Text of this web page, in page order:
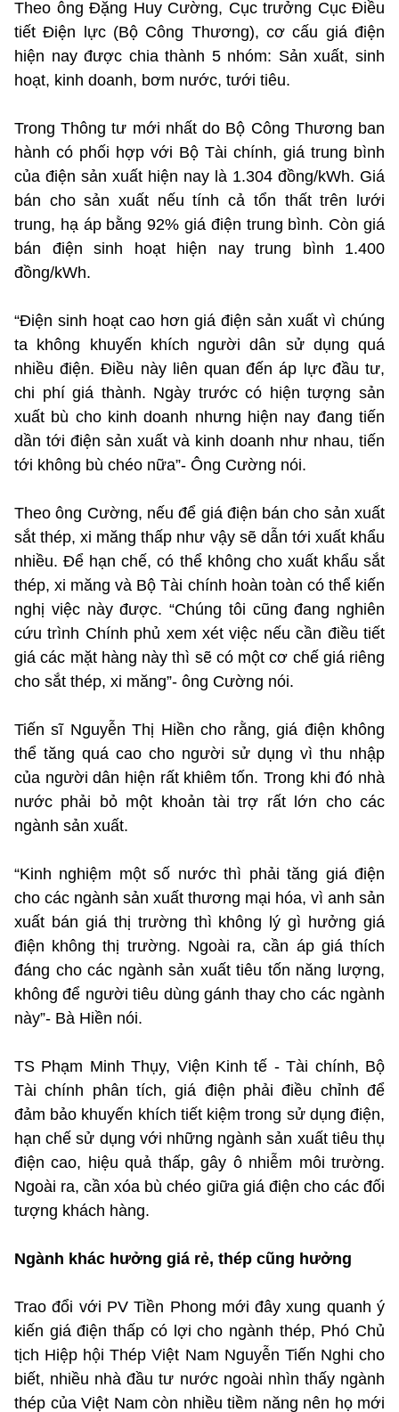
Theo ông Đặng Huy Cường, Cục trưởng Cục Điều
tiết Điện lực (Bộ Công Thương), cơ cấu giá điện
hiện nay được chia thành 5 nhóm: Sản xuất, sinh
hoạt, kinh doanh, bơm nước, tưới tiêu.
Trong Thông tư mới nhất do Bộ Công Thương ban
hành có phối hợp với Bộ Tài chính, giá trung bình
của điện sản xuất hiện nay là 1.304 đồng/kWh. Giá
bán cho sản xuất nếu tính cả tổn thất trên lưới
trung, hạ áp bằng 92% giá điện trung bình. Còn giá
bán điện sinh hoạt hiện nay trung bình 1.400
đồng/kWh.
“Điện sinh hoạt cao hơn giá điện sản xuất vì chúng
ta không khuyến khích người dân sử dụng quá
nhiều điện. Điều này liên quan đến áp lực đầu tư,
chi phí giá thành. Ngày trước có hiện tượng sản
xuất bù cho kinh doanh nhưng hiện nay đang tiến
dần tới điện sản xuất và kinh doanh như nhau, tiến
tới không bù chéo nữa”- Ông Cường nói.
Theo ông Cường, nếu để giá điện bán cho sản xuất
sắt thép, xi măng thấp như vậy sẽ dẫn tới xuất khẩu
nhiều. Để hạn chế, có thể không cho xuất khẩu sắt
thép, xi măng và Bộ Tài chính hoàn toàn có thể kiến
nghị việc này được. “Chúng tôi cũng đang nghiên
cứu trình Chính phủ xem xét việc nếu cần điều tiết
giá các mặt hàng này thì sẽ có một cơ chế giá riêng
cho sắt thép, xi măng”- ông Cường nói.
Tiến sĩ Nguyễn Thị Hiền cho rằng, giá điện không
thể tăng quá cao cho người sử dụng vì thu nhập
của người dân hiện rất khiêm tốn. Trong khi đó nhà
nước phải bỏ một khoản tài trợ rất lớn cho các
ngành sản xuất.
“Kinh nghiệm một số nước thì phải tăng giá điện
cho các ngành sản xuất thương mại hóa, vì anh sản
xuất bán giá thị trường thì không lý gì hưởng giá
điện không thị trường. Ngoài ra, cần áp giá thích
đáng cho các ngành sản xuất tiêu tốn năng lượng,
không để người tiêu dùng gánh thay cho các ngành
này”- Bà Hiền nói.
TS Phạm Minh Thụy, Viện Kinh tế - Tài chính, Bộ
Tài chính phân tích, giá điện phải điều chỉnh để
đảm bảo khuyến khích tiết kiệm trong sử dụng điện,
hạn chế sử dụng với những ngành sản xuất tiêu thụ
điện cao, hiệu quả thấp, gây ô nhiễm môi trường.
Ngoài ra, cần xóa bù chéo giữa giá điện cho các đối
tượng khách hàng.
Ngành khác hưởng giá rẻ, thép cũng hưởng
Trao đổi với PV Tiền Phong mới đây xung quanh ý
kiến giá điện thấp có lợi cho ngành thép, Phó Chủ
tịch Hiệp hội Thép Việt Nam Nguyễn Tiến Nghi cho
biết, nhiều nhà đầu tư nước ngoài nhìn thấy ngành
thép của Việt Nam còn nhiều tiềm năng nên họ mới